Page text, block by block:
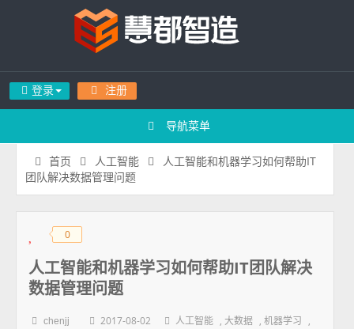
登录 注册
导航菜单
首页 人工智能
人工智能和机器学习如何帮助IT
团队解决数据管理问题
◆◆ 0
人工智能和机器学习如何帮助IT团队解决
数据管理问题
chenjj 2017-08-02 人工智能 ,大数据 ,机器学习 ,